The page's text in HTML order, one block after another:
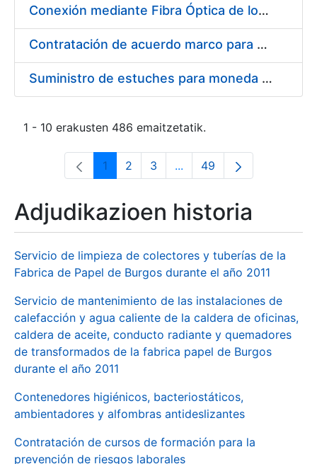
Conexión mediante Fibra Óptica de los Centros de Proceso de Datos (CPDs) de las sedes de la FNMT-RCM de Burgos y Madrid
Contratación de acuerdo marco para el Suministro de Material de Electricidad para la Fábrica Nacional de Moneda y Timbre-Real Casa de la Moneda en su centro de trabajo de Burgos
Suministro de estuches para moneda de 30 €
1 - 10 erakusten 486 emaitzetatik.
Orrialdea
1 Orrialdea
2 Orrialdea
3 ...Intermediate Pages Use
Orrialdea
49
Adjudikazioen historia
Servicio de limpieza de colectores y tuberías de la
Fabrica de Papel de Burgos durante el año 2011
Servicio de mantenimiento de las instalaciones de
calefacción y agua caliente de la caldera de oficinas,
caldera de aceite, conducto radiante y quemadores
de transformados de la fabrica papel de Burgos
durante el año 2011
Contenedores higiénicos, bacteriostáticos,
ambientadores y alfombras antideslizantes
Contratación de cursos de formación para la
prevención de riesgos laborales